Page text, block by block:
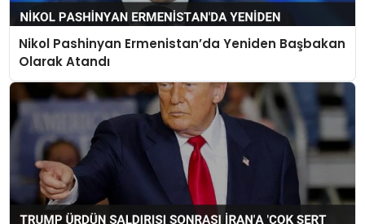
Nikol Pashinyan Ermenistan’da Yeniden Başbakan
Olarak Atandı